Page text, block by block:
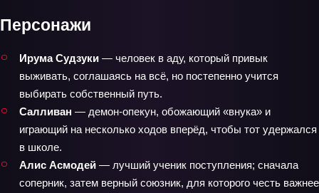
Персонажи
Ирума Судзуки — человек в аду, который привык
выживать, соглашаясь на всё, но постепенно учится
выбирать собственный путь.
Салливан — демон-опекун, обожающий «внука» и
играющий на несколько ходов вперёд, чтобы тот удержался
в школе.
Алис Асмодей — лучший ученик поступления; сначала
соперник, затем верный союзник, для которого честь важнее